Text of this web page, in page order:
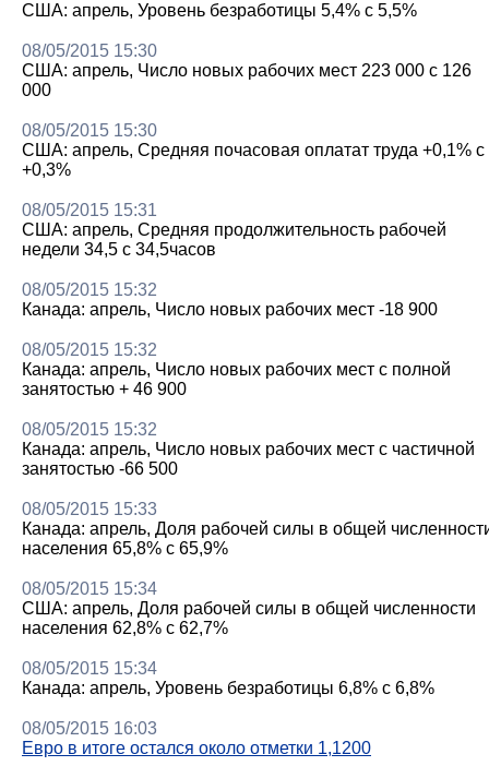
США: апрель, Уровень безработицы 5,4% с 5,5%
08/05/2015 15:30
США: апрель, Число новых рабочих мест 223 000 с 126
000
08/05/2015 15:30
США: апрель, Средняя почасовая оплатат труда +0,1% с
+0,3%
08/05/2015 15:31
США: апрель, Средняя продолжительность рабочей
недели 34,5 с 34,5часов
08/05/2015 15:32
Канада: апрель, Число новых рабочих мест -18 900
08/05/2015 15:32
Канада: апрель, Число новых рабочих мест с полной
занятостью + 46 900
08/05/2015 15:32
Канада: апрель, Число новых рабочих мест с частичной
занятостью -66 500
08/05/2015 15:33
Канада: апрель, Доля рабочей силы в общей
населения 65,8% с 65,9%
08/05/2015 15:34
США: апрель, Доля рабочей силы в общей численности
населения 62,8% с 62,7%
08/05/2015 15:34
Канада: апрель, Уровень безработицы 6,8% с 6,8%
08/05/2015 16:03
Евро в итоге остался около отметки 1,1200